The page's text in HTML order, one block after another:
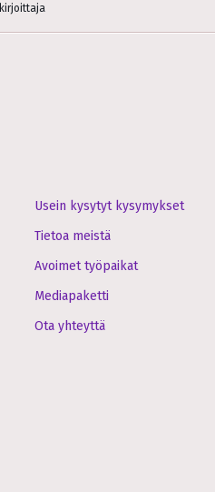
Usein kysytyt kysymykset
Tietoa meistä
Avoimet työpaikat
Mediapaketti
Ota yhteyttä